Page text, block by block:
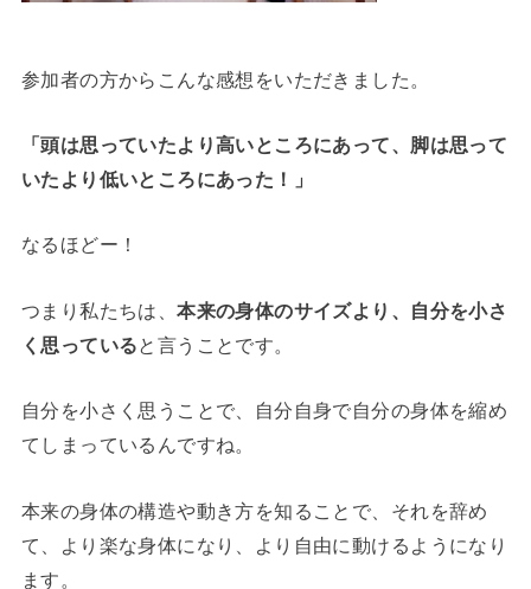
参加者の方からこんな感想をいただきました。
「頭は思っていたより高いところにあって、脚は思って
いたより低いところにあった！」
なるほどー！
つまり私たちは、本来の身体のサイズより、自分を小さ
く思っていると言うことです。
自分を小さく思うことで、自分自身で自分の身体を縮め
てしまっているんですね。
本来の身体の構造や動き方を知ることで、それを辞め
て、より楽な身体になり、より自由に動けるようになり
ます。